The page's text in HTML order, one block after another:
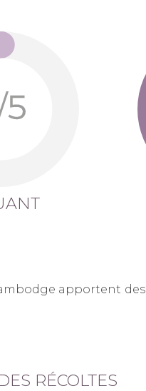
apportent des
RÉCOLTES